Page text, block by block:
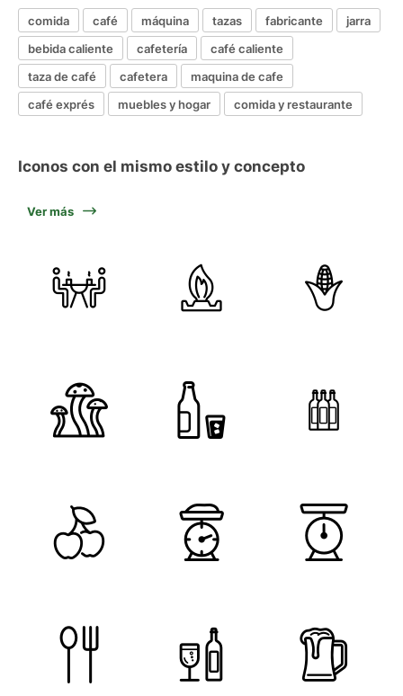
comida café máquina tazas fabricante
jarra
bebida caliente
cafetería
café caliente
taza de café
cafetera
maquina de cafe
café exprés
muebles y hogar comida y restaurante
Iconos con el mismo estilo y concepto
Ver más